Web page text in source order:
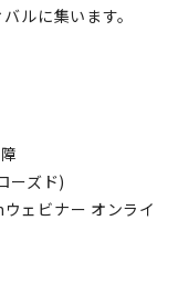
ルに集います。
ーズド)
ェビナー オンライ